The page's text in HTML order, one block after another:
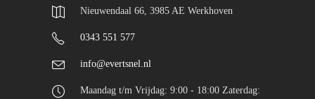
Nieuwendaal 66, 3985 AE Werkhoven
0343 551 577
info@evertsnel.nl
Maandag t/m Vrijdag: 9:00 - 18:00 Zaterdag: